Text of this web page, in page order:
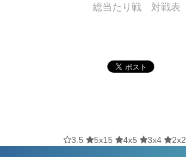
総当たり戦 対戦表
3.5 5x15 4x5 3x4 2x2